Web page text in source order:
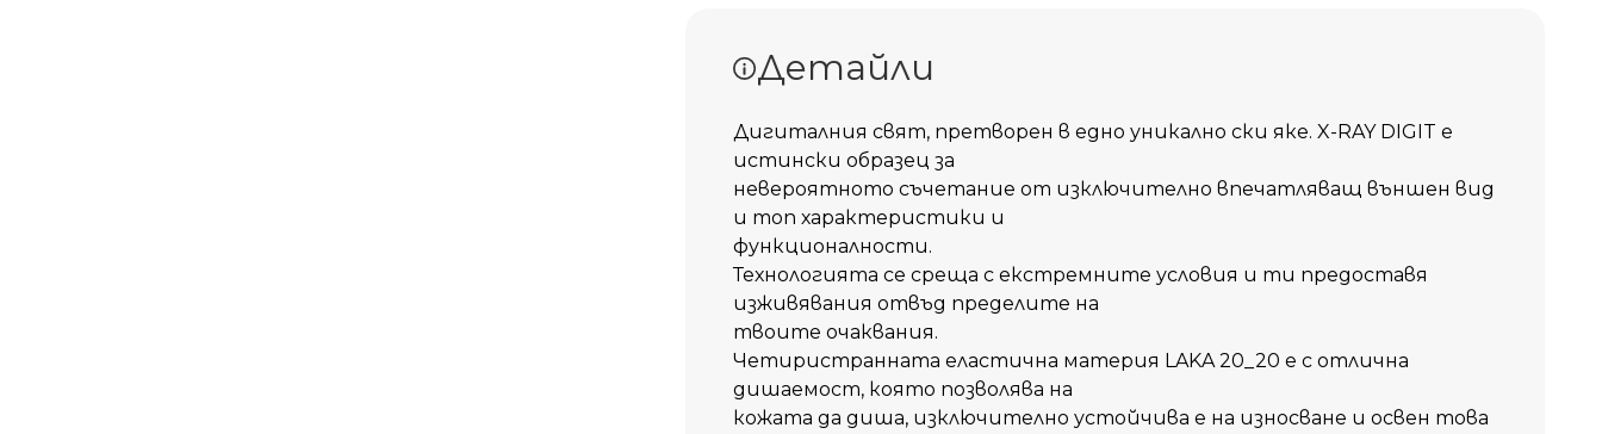
Детайли
Дигиталния свят, претворен в едно уникално ски яке. X-RAY DIGIT е
истински образец за
невероятното съчетание от изключително впечатляващ външен вид
и топ характеристики и
функционалности.
Технологията се среща с екстремните условия и ти предоставя
изживявания отвъд пределите на
твоите очаквания.
Четиристранната еластична материя LAKA 20_20 е с отлична
дишаемост, която позволява на
кожата да диша, изключително устойчива е на износване и освен това